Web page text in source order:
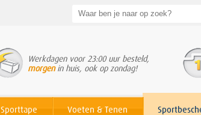
Werkdagen voor 23:00 uur besteld,
morgenin huis, ook op zondag!
Sporttape Voeten & Tenen